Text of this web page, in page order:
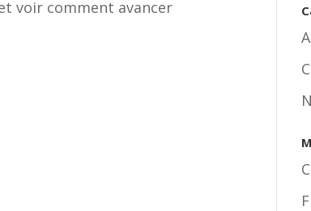
voir comment avancer